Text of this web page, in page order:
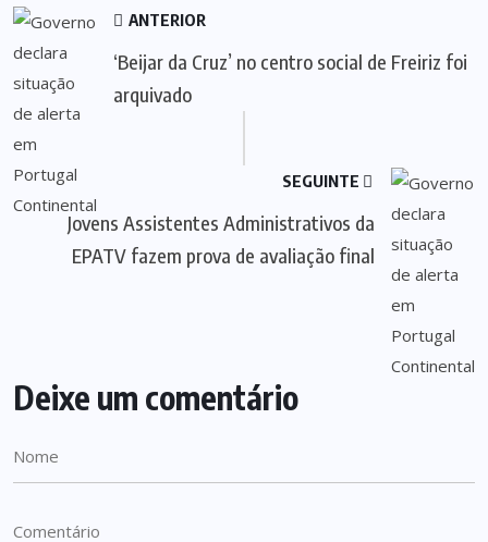
ANTERIOR
‘Beijar da Cruz’ no centro social de Freiriz foi
arquivado
SEGUINTE
Jovens Assistentes Administrativos da
EPATV fazem prova de avaliação final
Deixe um comentário